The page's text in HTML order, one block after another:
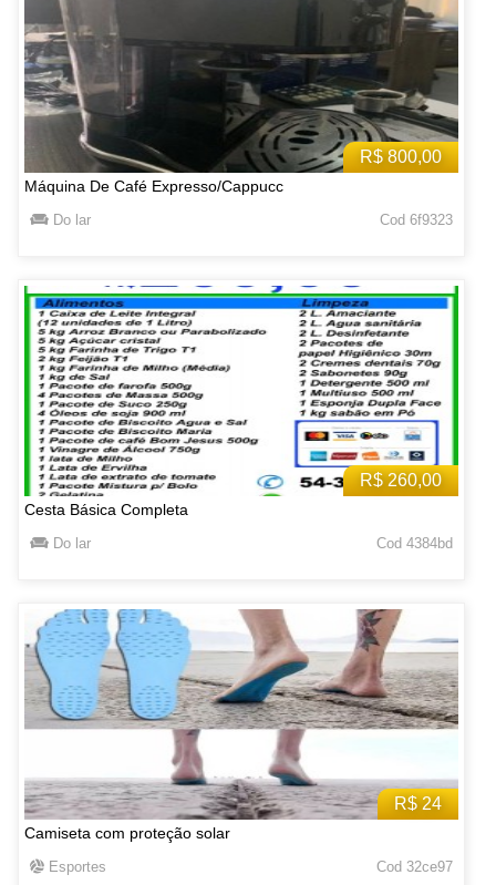
R$ 800,00
Máquina De Café Expresso/Cappucc
Do lar Cod 6f9323
R$ 260,00
Cesta Básica Completa
Do lar Cod 4384bd
R$ 24
Camiseta com proteção solar
Esportes Cod 32ce97